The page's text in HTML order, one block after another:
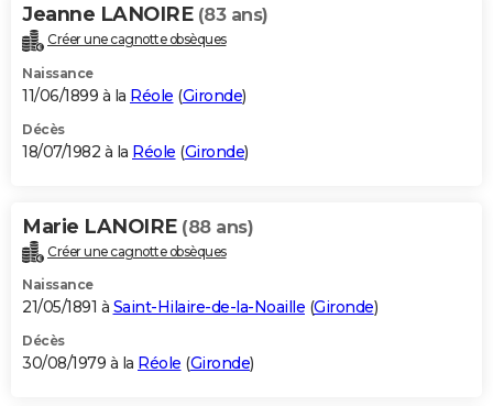
Jeanne LANOIRE (83 ans)
Créer une cagnotte obsèques
Naissance
11/06/1899 à la Réole (Gironde)
Décès
18/07/1982 à la Réole (Gironde)
Marie LANOIRE (88 ans)
Créer une cagnotte obsèques
Naissance
21/05/1891 à Saint-Hilaire-de-la-Noaille (Gironde)
Décès
30/08/1979 à la Réole (Gironde)